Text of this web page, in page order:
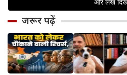
जरूर पढ़ें